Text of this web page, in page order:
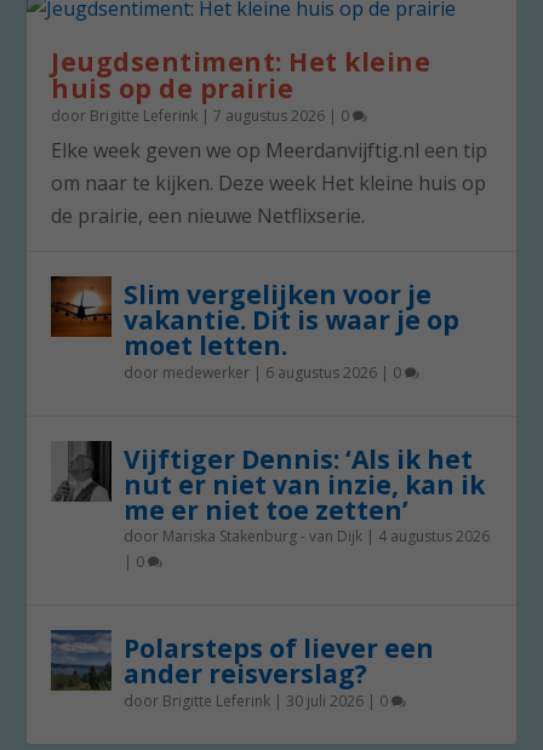
Jeugdsentiment: Het kleine
huis op de prairie
door Brigitte Leferink |7 augustus 2026 | 0
Elke week geven we op Meerdanvijftig.nl een tip
om naar te kijken. Deze week Het kleine huis op
de prairie, een nieuwe Netflixserie.
Slim vergelijken voor je
vakantie. Dit is waar je op
moet letten.
door medewerker | 6 augustus 2026 | 0
Vijftiger Dennis: ‘Als ik het
nut er niet van inzie, kan ik
me er niet toe zetten’
door Mariska Stakenburg - van Dijk | 4 augustus 2026
| 0
Polarsteps of liever een
ander reisverslag?
door Brigitte Leferink | 30 juli 2026 | 0